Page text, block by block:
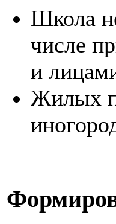
Школа
числе
и
Жилых